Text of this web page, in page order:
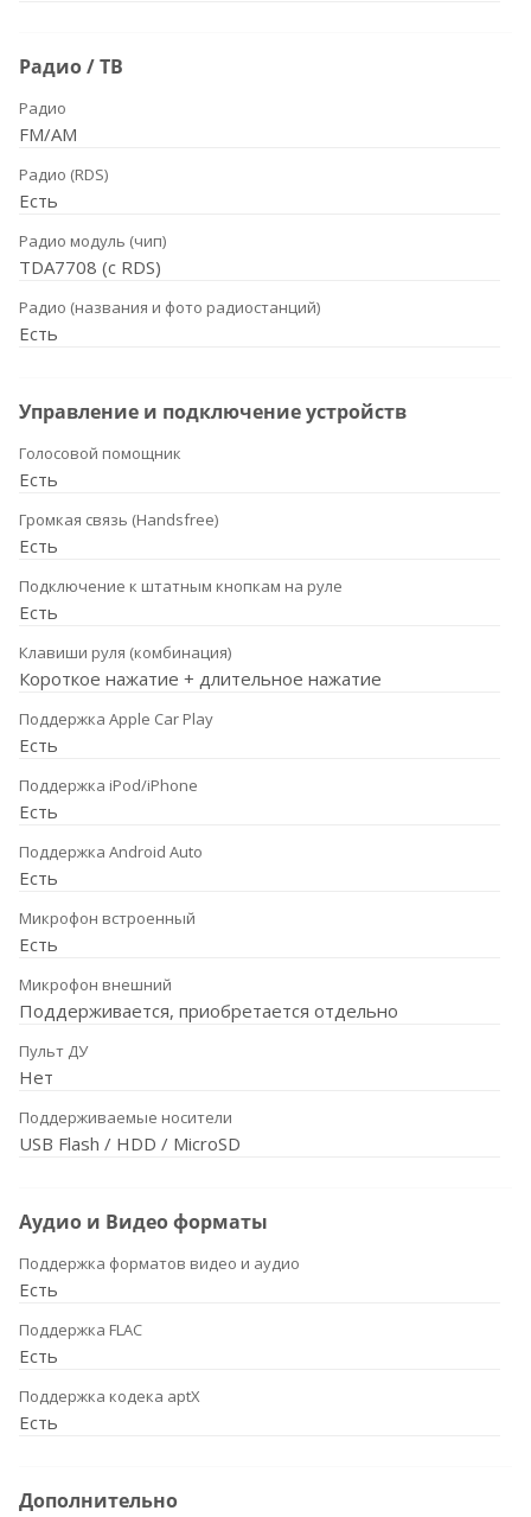
Радио / ТВ
Радио
FM/AM
Радио (RDS)
Есть
Радио модуль (чип)
TDA7708 (с RDS)
Радио (названия и фото радиостанций)
Есть
Управление и подключение устройств
Голосовой помощник
Есть
Громкая связь (Handsfree)
Есть
Подключение к штатным кнопкам на руле
Есть
Клавиши руля (комбинация)
Короткое нажатие + длительное нажатие
Поддержка Apple Car Play
Есть
Поддержка iPod/iPhone
Есть
Поддержка Android Auto
Есть
Микрофон встроенный
Есть
Микрофон внешний
Поддерживается, приобретается отдельно
Пульт ДУ
Нет
Поддерживаемые носители
USB Flash / HDD / MicroSD
Аудио и Видео форматы
Поддержка форматов видео и аудио
Есть
Поддержка FLAC
Есть
Поддержка кодека aptX
Есть
Дополнительно